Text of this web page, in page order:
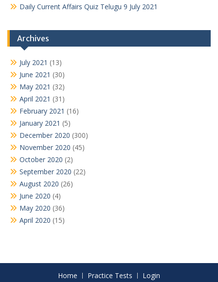
Daily Current Affairs Quiz Telugu 9 July 2021
Archives
July 2021 (13)
June 2021 (30)
May 2021 (32)
April 2021 (31)
February 2021 (16)
January 2021 (5)
December 2020 (300)
November 2020 (45)
October 2020 (2)
September 2020 (22)
August 2020 (26)
June 2020 (4)
May 2020 (36)
April 2020 (15)
Home Practice Tests Login